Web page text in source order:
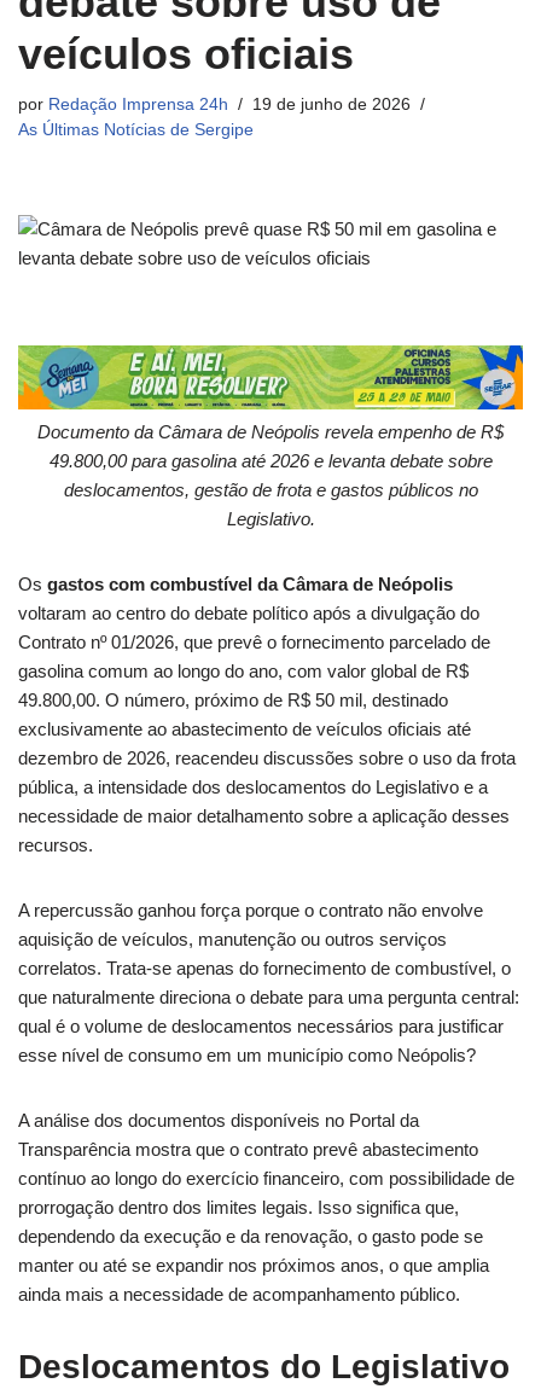
veículos oficiais
por Redação Imprensa 24h
19 de junho de 2026
As Últimas Notícias de Sergipe
Documento da Câmara de Neópolis revela empenho de R$
49.800,00 para gasolina até 2026 e levanta debate sobre
deslocamentos, gestão de frota e gastos públicos no
Legislativo.
Os gastos com combustível da Câmara de Neópolis
voltaram ao centro do debate político após a divulgação do
Contrato nº 01/2026, que prevê o fornecimento parcelado de
gasolina comum ao longo do ano, com valor global de R$
49.800,00. O número, próximo de R$ 50 mil, destinado
exclusivamente ao abastecimento de veículos oficiais até
dezembro de 2026, reacendeu discussões sobre o uso da frota
pública, a intensidade dos deslocamentos do Legislativo e a
necessidade de maior detalhamento sobre a aplicação desses
recursos.
A repercussão ganhou força porque o contrato não envolve
aquisição de veículos, manutenção ou outros serviços
correlatos. Trata-se apenas do fornecimento de combustível, o
que naturalmente direciona o debate para uma pergunta central:
qual é o volume de deslocamentos necessários para justificar
esse nível de consumo em um município como Neópolis?
A análise dos documentos disponíveis no Portal da
Transparência mostra que o contrato prevê abastecimento
contínuo ao longo do exercício financeiro, com possibilidade de
prorrogação dentro dos limites legais. Isso significa que,
dependendo da execução e da renovação, o gasto pode se
manter ou até se expandir nos próximos anos, o que amplia
ainda mais a necessidade de acompanhamento público.
Deslocamentos do Legislativo